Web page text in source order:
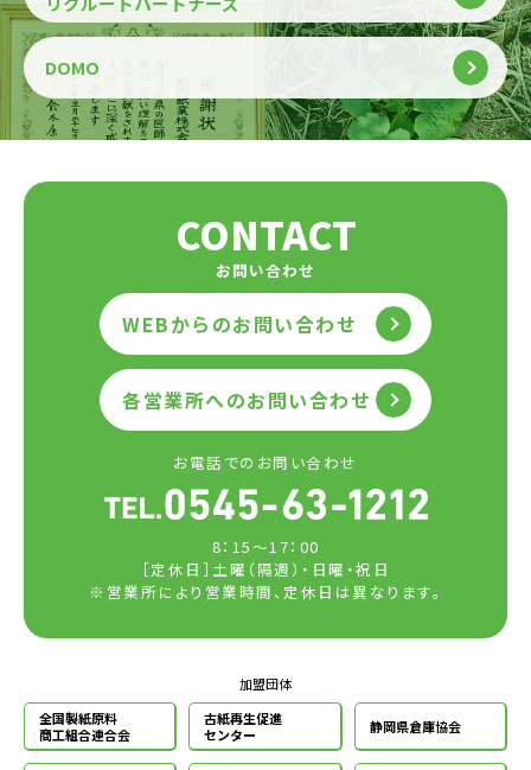
DOMO
CONTACT
お問い合わせ
WEBからのお問い合わせ
各営業所へのお問い合わせ
お電話でのお問い合わせ
8：15～17：00
［定休日］土曜（隔週）・日曜・祝日
※営業所により営業時間、定休日は異なります。
加盟団体
全国製紙原料
商工組合連合会
古紙再生促進
センター
静岡県倉庫協会